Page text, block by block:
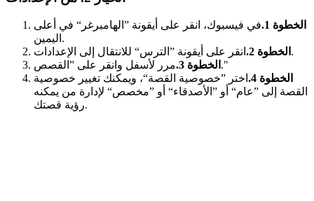
الخطوة 1.
في فيسبوك، انقر على أيقونة ”الهامبرغر“ في أعلى
اليمين.
الخطوة 2. انقر على أيقونة ”الترس“ للانتقال إلى الإعدادات.
الخطوة 3. مرر لأسفل وانقر على ”القصص."
الخطوة 4.
اختر ”خصوصية القصة“، ويمكنك تغيير خصوصية
القصة إلى ”عام“ أو ”الأصدقاء“ أو ”مخصص“ لإدارة من يمكنه
رؤية قصتك.